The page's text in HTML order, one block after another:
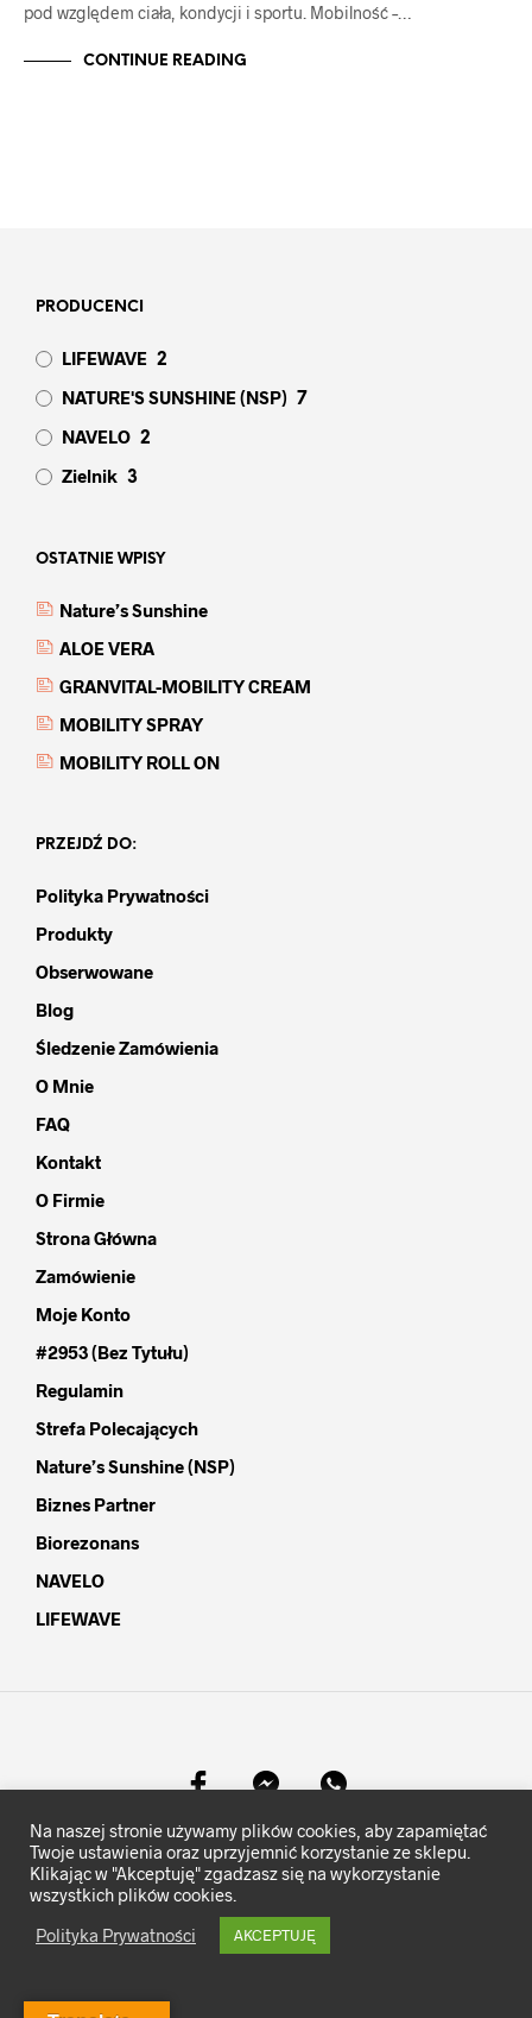
pod względem ciała, kondycji i sportu. Mobilność –…
CONTINUE READING
PRODUCENCI
LIFEWAVE 2
NATURE'S SUNSHINE (NSP) 7
NAVELO 2
Zielnik 3
OSTATNIE WPISY
Nature’s Sunshine
ALOE VERA
GRANVITAL-MOBILITY CREAM
MOBILITY SPRAY
MOBILITY ROLL ON
PRZEJDŹ DO:
Polityka Prywatności
Produkty
Obserwowane
Blog
Śledzenie Zamówienia
O Mnie
FAQ
Kontakt
O Firmie
Strona Główna
Zamówienie
Moje Konto
#2953 (bez Tytułu)
Regulamin
Strefa Polecających
Nature’s Sunshine (NSP)
Biznes Partner
Biorezonans
NAVELO
LIFEWAVE
© MocKomfortu.pl- Wszelkie prawa zastrzeżone.
Na naszej stronie używamy plików cookies, aby zapamiętać
Twoje ustawienia oraz uprzyjemnić korzystanie ze sklepu.
Klikając w "Akceptuję" zgadzasz się na wykorzystanie
wszystkich plików cookies.
Polityka Prywatności
AKCEPTUJĘ